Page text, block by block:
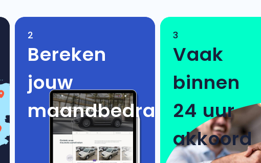
2
Bereken
jouw
maandbedrag
3
Vaak
binnen
24 uur
akkoord